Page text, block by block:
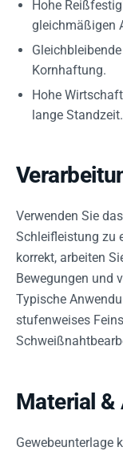
Hohe
gleichmäßigen
Kornhaftung.
Hohe
lange Standzeit.
Verwenden Sie
Schleifleistung zu
korrekt, arbeiten
Bewegungen und
Typische
stufenweises
Material &
Gewebeunterlage